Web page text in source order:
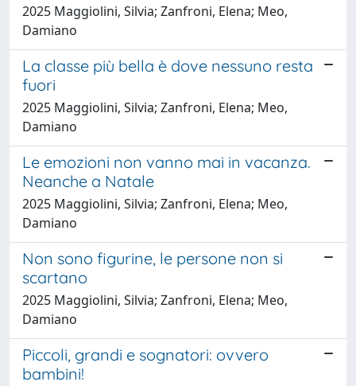
2025 Maggiolini, Silvia; Zanfroni, Elena; Meo,
Damiano
La classe più bella è dove nessuno resta
fuori
2025 Maggiolini, Silvia; Zanfroni, Elena; Meo,
Damiano
Le emozioni non vanno mai in vacanza.
Neanche a Natale
2025 Maggiolini, Silvia; Zanfroni, Elena; Meo,
Damiano
Non sono figurine, le persone non si
scartano
2025 Maggiolini, Silvia; Zanfroni, Elena; Meo,
Damiano
Piccoli, grandi e sognatori: ovvero
bambini!